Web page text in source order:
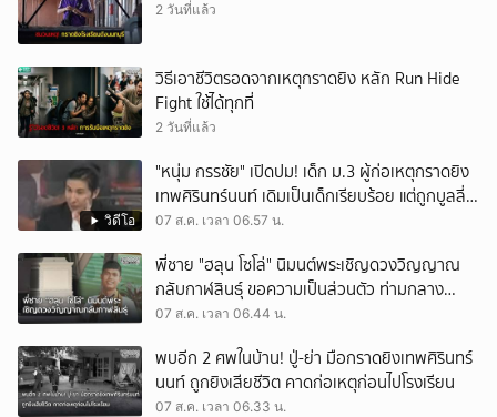
2 วันที่แล้ว
วิธีเอาชีวิตรอดจากเหตุกราดยิง หลัก Run Hide
Fight ใช้ได้ทุกที่
2 วันที่แล้ว
วิดีโอ
"หนุ่ม กรรชัย" เปิดปม! เด็ก ม.3 ผู้ก่อเหตุกราดยิง
เทพศิรินทร์นนท์ เดิมเป็นเด็กเรียบร้อย แต่ถูกบูลลี่
หนัก คาดแรงกดดันสะสมกลายเป็นแรงแค้น จนก่อ
07 ส.ค. เวลา 06.57 น.
พี่ชาย "ฮลุน โซโล่" นิมนต์พระเชิญดวงวิญญาณ
กลับกาฬสินธุ์ ขอความเป็นส่วนตัว ท่ามกลาง
ความโศกเศร้า
07 ส.ค. เวลา 06.44 น.
พบอีก 2 ศพในบ้าน! ปู่-ย่า มือกราดยิงเทพศิรินทร์
นนท์ ถูกยิงเสียชีวิต คาดก่อเหตุก่อนไปโรงเรียน
07 ส.ค. เวลา 06.33 น.